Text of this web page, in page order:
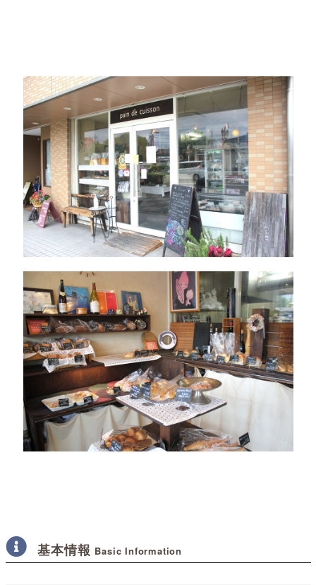
基本情報 Basic Information